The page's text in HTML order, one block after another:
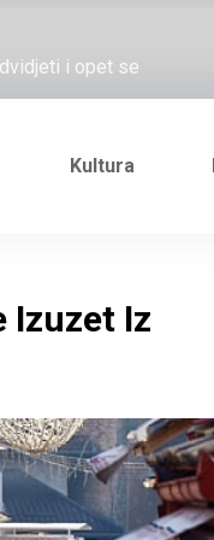
i opet se
koja je
Kultura
Izuzet Iz